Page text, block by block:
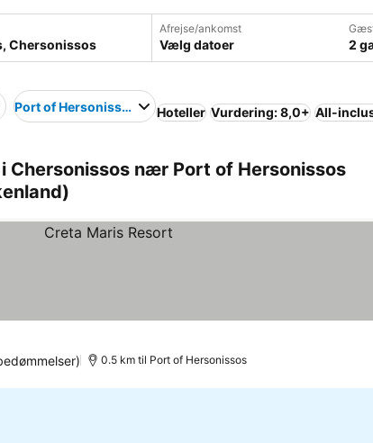
Afrejse/ankomst
Vælg datoer 2
Port of Hersonissos Hoteller Vurdering: 8,0+ All-
Chersonissos nær Port of Hersonissos
0.5 km til Port of Hersonissos